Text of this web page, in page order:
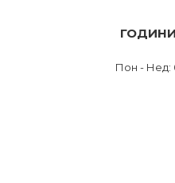
Пон - Нед: